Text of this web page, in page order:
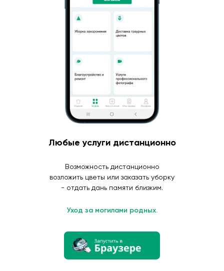
Любые услуги дистанционно
Возможность дистанционно
возложить цветы или заказать уборку
- отдать дань памяти близким.
Уход за могилами родных.